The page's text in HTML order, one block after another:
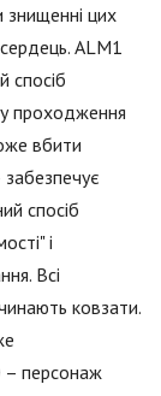
цих
ALM1
спосіб
проходження
вбити
спосіб
і
Всі
ковзати.
– персонаж